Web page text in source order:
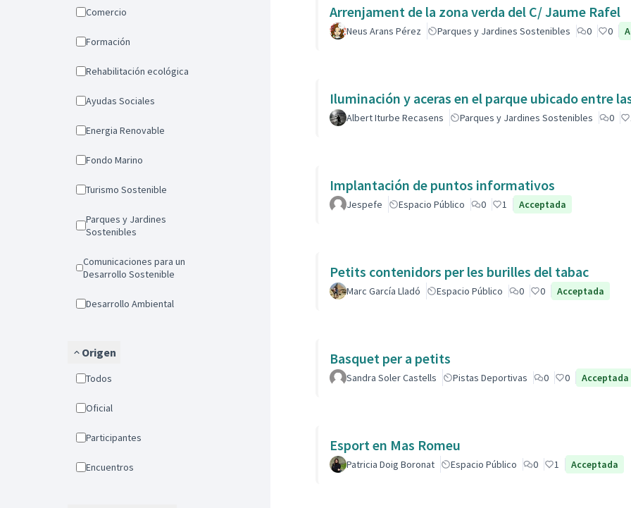
Comercio
Formación
Rehabilitación ecológica
Ayudas Sociales
Energia Renovable
Fondo Marino
Turismo Sostenible
Parques y Jardines
Sostenibles
Comunicaciones para un
Desarrollo Sostenible
Desarrollo Ambiental
Origen
Todos
Oficial
Participantes
Encuentros
Arrenjament de la zona verda del C/ Jaume Rafel
Neus Arans Pérez Parques y Jardines Sostenibles 0 0
Iluminación y aceras en el parque ubicado entre
Albert Iturbe Recasens Parques y Jardines Sostenibles 0
Implantación de puntos informativos
Jespefe Espacio Público 0 1 Acceptada
Petits contenidors per les burilles del tabac
Marc García Lladó Espacio Público 0 0 Acceptada
Basquet per a petits
Sandra Soler Castells Pistas Deportivas 0 0 Acceptada
Esport en Mas Romeu
Patricia Doig Boronat Espacio Público 0 1 Acceptada